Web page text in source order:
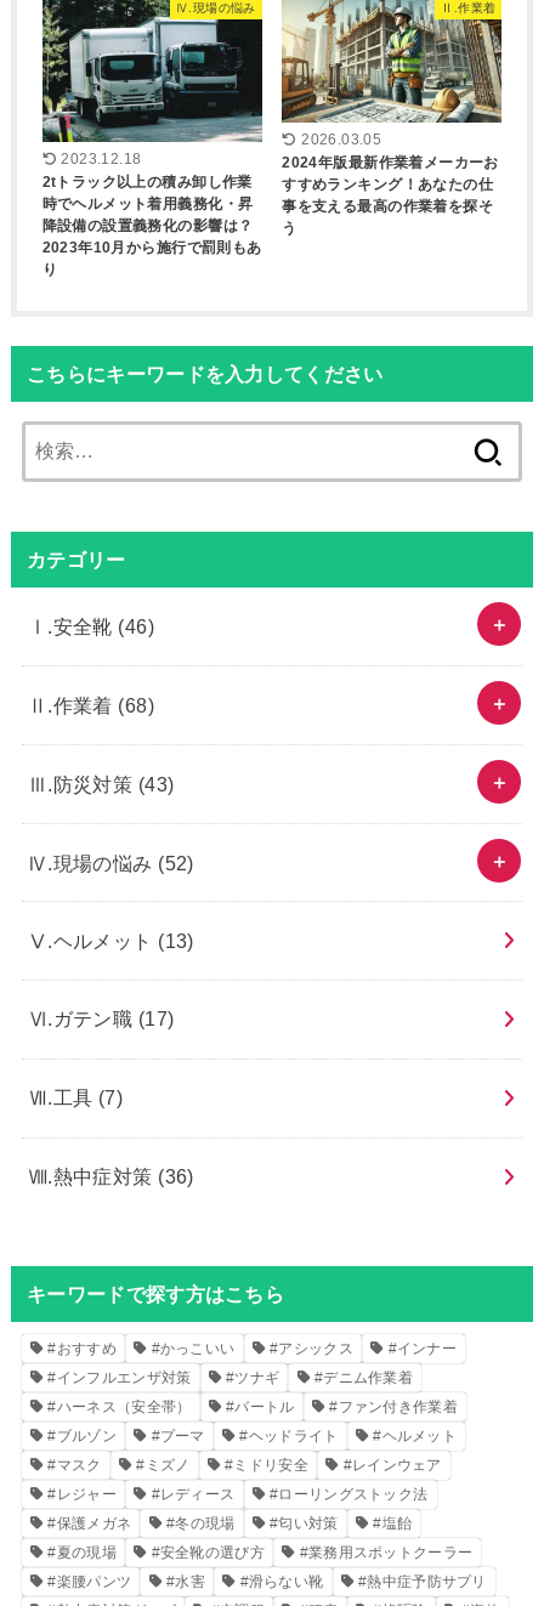
Ⅳ.現場の悩み
2023.12.18
2tトラック以上の積み卸し作業
時でヘルメット着用義務化・昇
降設備の設置義務化の影響は？
2023年10月から施行で罰則もあ
り
Ⅱ.作業着
2026.03.05
2024年版最新作業着メーカーお
すすめランキング！あなたの仕
事を支える最高の作業着を探そ
う
こちらにキーワードを入力してください
索:
カテゴリー
Ⅰ.安全靴 (46)
Ⅱ.作業着 (68)
Ⅲ.防災対策 (43)
Ⅳ.現場の悩み (52)
Ⅴ.ヘルメット (13)
Ⅵ.ガテン職 (17)
Ⅶ.工具 (7)
Ⅷ.熱中症対策 (36)
キーワードで探す方はこちら
#おすすめ #かっこいい #アシックス
#インナー
#インフルエンザ対策
#ツナギ
#デニム作業着
#ハーネス（安全帯）
#バートル
#ファン付き作業着
#ブルゾン
#プーマ #ヘッドライト
#ヘルメット
#マスク
#ミズノ #ミドリ安全
#レインウェア
#レジャー
#レディース
#ローリングストック法
#保護メガネ
#冬の現場 #匂い対策
#塩飴
#夏の現場
#安全靴の選び方
#業務用スポットクーラー
#楽腰パンツ
#水害 #滑らない靴
#熱中症予防サプリ